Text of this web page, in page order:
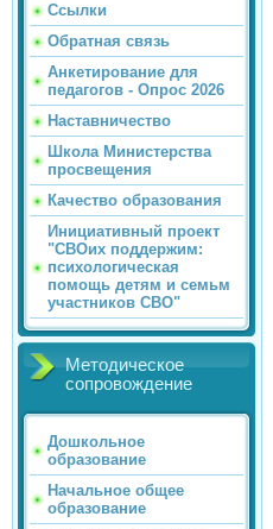
Ссылки
Обратная связь
Анкетирование для
педагогов - Опрос 2026
Наставничество
Школа Министерства
просвещения
Качество образования
Инициативный проект
"СВОих поддержим:
психологическая
помощь детям и семьм
участников СВО"
Методическое
сопровождение
Дошкольное
образование
Начальное общее
образование